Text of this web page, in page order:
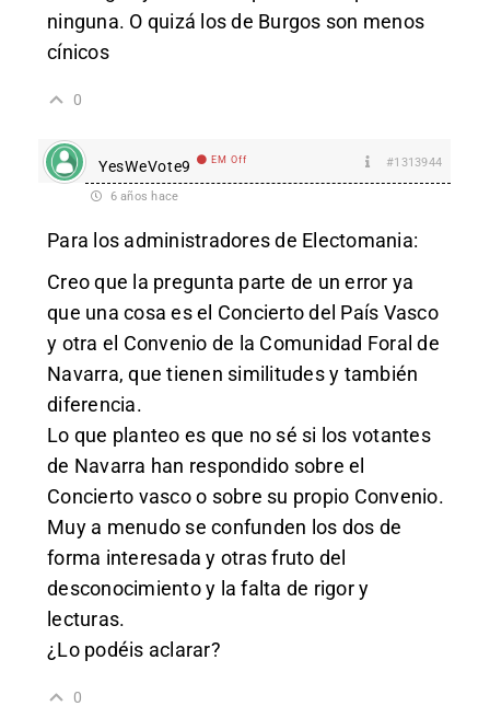
ninguna. O quizá los de Burgos son menos
cínicos
0
YesWeVote9 EM Off #1313944
6 años hace
Para los administradores de Electomania:
Creo que la pregunta parte de un error ya
que una cosa es el Concierto del País Vasco
y otra el Convenio de la Comunidad Foral de
Navarra, que tienen similitudes y también
diferencia.
Lo que planteo es que no sé si los votantes
de Navarra han respondido sobre el
Concierto vasco o sobre su propio Convenio.
Muy a menudo se confunden los dos de
forma interesada y otras fruto del
desconocimiento y la falta de rigor y
lecturas.
¿Lo podéis aclarar?
0